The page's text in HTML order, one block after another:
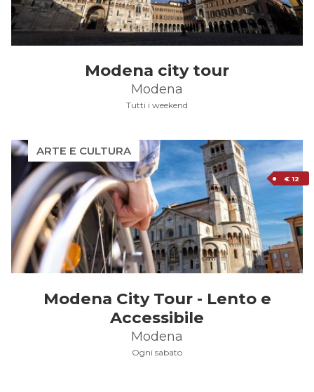
Modena city tour
Modena
Tutti i weekend
Modena City Tour - Lento e
Accessibile
ARTE E CULTURA
€ 12
Modena
Ogni sabato